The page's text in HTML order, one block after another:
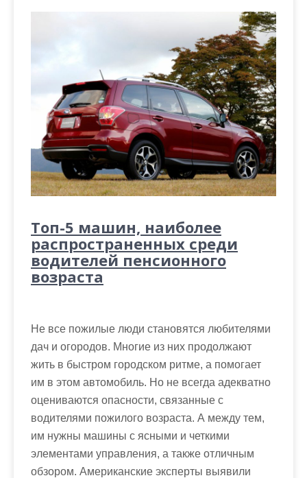
Топ-5 машин, наиболее
распространенных среди
водителей пенсионного
возраста
Не все пожилые люди становятся любителями
дач и огородов. Многие из них продолжают
жить в быстром городском ритме, а помогает
им в этом автомобиль. Но не всегда адекватно
оцениваются опасности, связанные с
водителями пожилого возраста. А между тем,
им нужны машины с ясными и четкими
элементами управления, а также отличным
обзором. Американские эксперты выявили